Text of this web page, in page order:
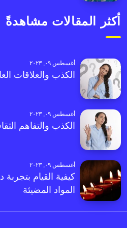
أكثر المقالات مشاهدةً
أغسطس ٠٩, ٢٠٢٣
الكذب والعلاقات
أغسطس ٠٩, ٢٠٢٣
الكذب والتفاهم
أغسطس ٠٩, ٢٠٢٣
كيفية القيام
المواد المضيئة